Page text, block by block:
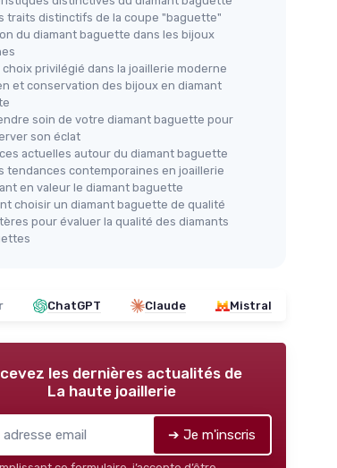
traits distinctifs de la coupe "baguette"
du diamant baguette dans les bijoux
choix privilégié dans la joaillerie moderne
et conservation des bijoux en diamant
soin de votre diamant baguette pour
son éclat
actuelles autour du diamant baguette
tendances contemporaines en joaillerie
en valeur le diamant baguette
choisir un diamant baguette de qualité
pour évaluer la qualité des diamants
ChatGPT Claude Mistral
les dernières actualités de
La haute joaillerie
➔ Je m'inscris